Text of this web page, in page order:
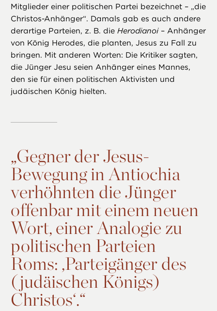
Mitglieder einer politischen Partei bezeichnet – „die
Christos-Anhänger“. Damals gab es auch andere
derartige Parteien, z. B. dieHerodianoi– Anhänger
von König Herodes, die planten, Jesus zu Fall zu
bringen. Mit anderen Worten: Die Kritiker sagten,
die Jünger Jesu seien Anhänger eines Mannes,
den sie für einen politischen Aktivisten und
judäischen König hielten.
„Gegner der Jesus-
Bewegung in Antiochia
verhöhnten die Jünger
offenbar mit einem neuen
Wort, einer Analogie zu
politischen Parteien
Roms: ,Parteigänger des
(judäischen Königs)
Christos‘.“